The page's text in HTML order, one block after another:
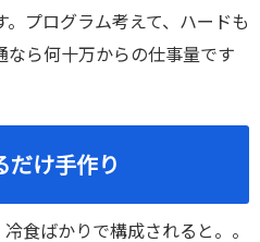
プログラム考えて、ハードも
なら何十万からの仕事量です
だけ手作り
食ばかりで構成されると。。